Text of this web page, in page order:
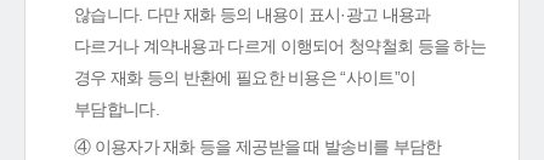
않습니다. 다만 재화 등의 내용이 표시·광고 내용과
다르거나 계약내용과 다르게 이행되어 청약철회 등을 하는
경우 재화 등의 반환에 필요한 비용은 “사이트”이
부담합니다.
④ 이용자가 재화 등을 제공받을 때 발송비를 부담한